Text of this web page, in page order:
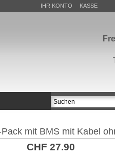
IHR KONTO KASSE
mit BMS mit Kabel
CHF 27.90